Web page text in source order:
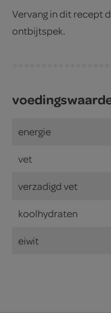
Vervang in dit recept
ontbijtspek.
energie
vet
verzadigd vet
koolhydraten
eiwit